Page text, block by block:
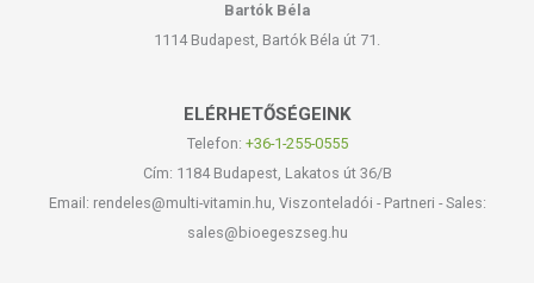
Bartók Béla
1114 Budapest, Bartók Béla út 71.
ELÉRHETŐSÉGEINK
Telefon: +36-1-255-0555
Cím: 1184 Budapest, Lakatos út 36/B
Email: rendeles@multi-vitamin.hu, Viszonteladói - Partneri - Sales:
sales@bioegeszseg.hu